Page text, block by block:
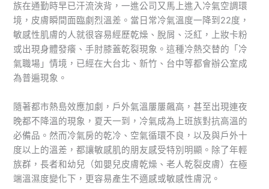
族在通勤時早已汗流浹背，一進公司又馬上進入冷氣空調環
境，皮膚瞬間面臨劇烈溫差。當日常冷氣溫度一降到22度，
敏感性肌膚的人就很容易經歷乾燥、脫屑、泛紅，上妝卡粉
或出現身體發癢、手肘膝蓋乾裂現象。這種冷熱交替的「冷
氣職場」情境，已經在大台北、新竹、台中等都會辦公室成
為普遍現象。
隨著都市熱島效應加劇，戶外氣溫屢屢飆高，甚至出現連夜
晚都不降溫的現象，夏天一到，冷氣成為上班族對抗高溫的
必備品。然而冷氣房的乾冷、空氣循環不良，以及與戶外十
度以上的溫差，都讓敏感肌的朋友感受特別明顯。除了年輕
族群，長者和幼兒（如嬰兒皮膚乾燥、老人乾裂皮膚）在極
端溫濕度變化下，更容易產生不適感或敏感性膚況。